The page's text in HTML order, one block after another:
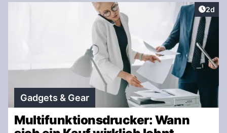
2d
Gadgets & Gear
Multifunktionsdrucker: Wann